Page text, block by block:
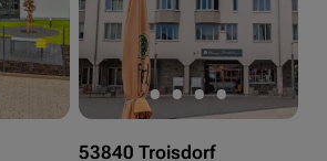
53840 Troisdorf